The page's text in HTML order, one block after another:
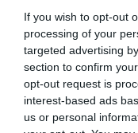
If you wish to opt-out
processing of your
targeted advertising
section to confirm
opt-out request is
interest-based ads
us or personal